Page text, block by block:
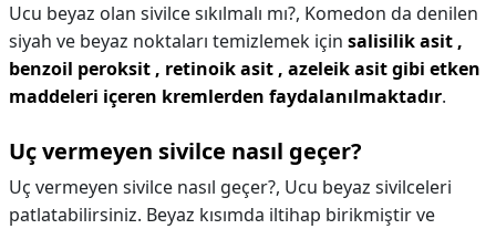
Ucu beyaz olan sivilce sıkılmalı mı?, Komedon da denilen
siyah ve beyaz noktaları temizlemek için salisilik asit ,
benzoil peroksit , retinoik asit , azeleik asit gibi etken
maddeleri içeren kremlerden faydalanılmaktadır.
Uç vermeyen sivilce nasıl geçer?
Uç vermeyen sivilce nasıl geçer?, Ucu beyaz sivilceleri
patlatabilirsiniz. Beyaz kısımda iltihap birikmiştir ve